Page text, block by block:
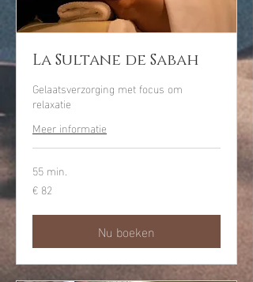
La Sultane de Sabah
Gelaatsverzorging met focus om
relaxatie
Meer informatie
55 min.
euro
€ 82
Nu boeken